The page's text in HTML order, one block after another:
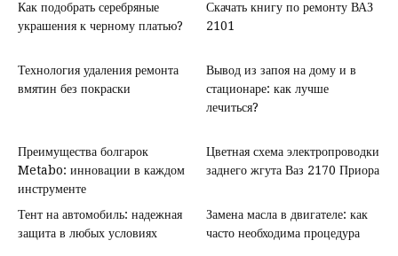
Как подобрать серебряные
украшения к черному платью?
Скачать книгу по ремонту ВАЗ
2101
Технология удаления ремонта
вмятин без покраски
Вывод из запоя на дому и в
стационаре: как лучше
лечиться?
Преимущества болгарок
Metabo: инновации в каждом
инструменте
Цветная схема электропроводки
заднего жгута Ваз 2170 Приора
Тент на автомобиль: надежная
защита в любых условиях
Замена масла в двигателе: как
часто необходима процедура